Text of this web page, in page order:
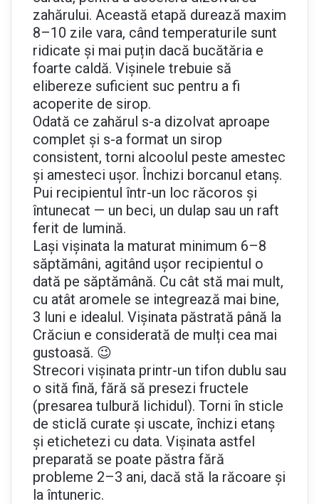
zahărului. Această etapă durează maxim
8–10 zile vara, când temperaturile sunt
ridicate și mai puțin dacă bucătăria e
foarte caldă. Vișinele trebuie să
elibereze suficient suc pentru a fi
acoperite de sirop.
Odată ce zahărul s-a dizolvat aproape
complet și s-a format un sirop
consistent, torni alcoolul peste amestec
și amesteci ușor. Închizi borcanul etanș.
Pui recipientul într-un loc răcoros și
întunecat — un beci, un dulap sau un raft
ferit de lumină.
Lași vișinata la maturat minimum 6–8
săptămâni, agitând ușor recipientul o
dată pe săptămână. Cu cât stă mai mult,
cu atât aromele se integrează mai bine,
3 luni e idealul. Vișinata păstrată până la
Crăciun e considerată de mulți cea mai
gustoasă. 😉
Strecori vișinata printr-un tifon dublu sau
o sită fină, fără să presezi fructele
(presarea tulbură lichidul). Torni în sticle
de sticlă curate și uscate, închizi etanș
și etichetezi cu data. Vișinata astfel
preparată se poate păstra fără
probleme 2–3 ani, dacă stă la răcoare și
la întuneric.